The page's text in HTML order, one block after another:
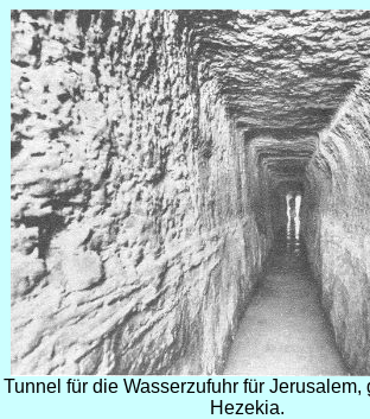
Tunnel für die Wasserzufuhr für
Hezekia.